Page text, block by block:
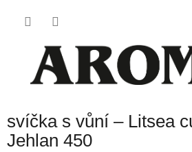
svíčka s vůní – Litsea
Jehlan 450